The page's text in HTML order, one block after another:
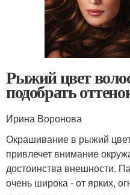
Рыжий цвет
подобрать
Ирина Воронова
Окрашивание в рыжий
привлечет внимание
достоинства внешности.
очень широка - от ярких,